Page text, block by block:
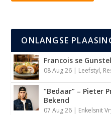
ONLANGSE
Francois se
08 Aug 26 | Leefstyl,
“Bedaar” – Pieter
Bekend
07 Aug 26 | Enkelsnit